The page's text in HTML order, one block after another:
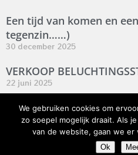
Een tijd van komen en
tegenzin……)
30 december 2025
VERKOOP
22 juni 2025
Verkoop Tiger
6 januari 2025
We gebruiken cookies om
zo soepel mogelijk draait. Als
van de website, gaan we
Ok